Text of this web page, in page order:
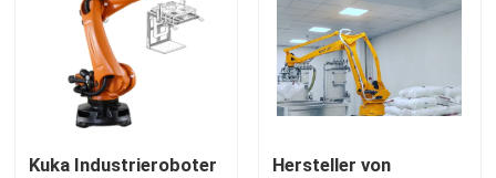
Kontakt mit uns
Neuigkeiten
Rechtssachen
Kuka Industrieroboter
Hersteller von